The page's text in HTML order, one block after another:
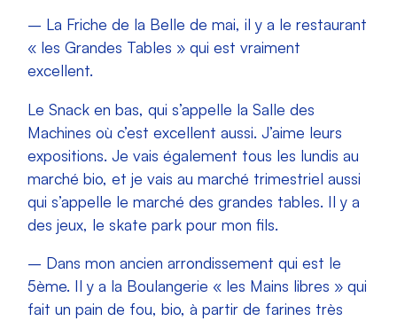
– La Friche de la Belle de mai, il y a le restaurant
« les Grandes Tables » qui est vraiment
excellent.
Le Snack en bas, qui s’appelle la Salle des
Machines où c’est excellent aussi. J’aime leurs
expositions. Je vais également tous les lundis au
marché bio, et je vais au marché trimestriel aussi
qui s’appelle le marché des grandes tables. Il y a
des jeux, le skate park pour mon fils.
– Dans mon ancien arrondissement qui est le
5ème. Il y a la Boulangerie « les Mains libres » qui
fait un pain de fou, bio, à partir de farines très